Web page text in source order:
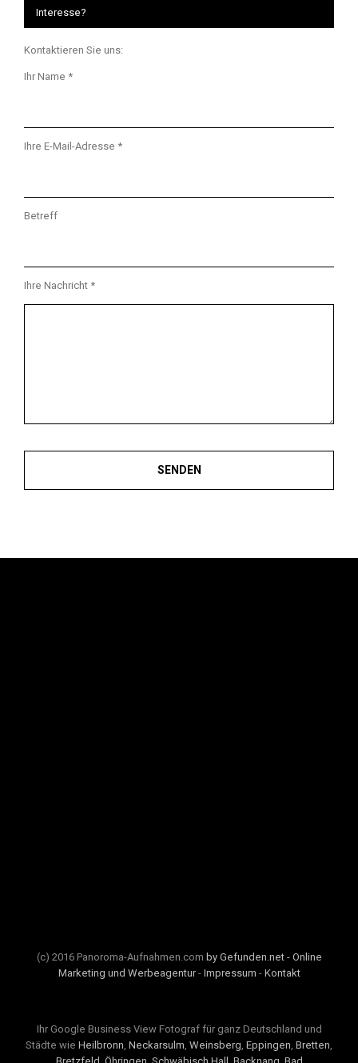
Interesse?
Kontaktieren Sie uns:
Ihr Name *
Ihre E-Mail-Adresse *
Betreff
Ihre Nachricht *
(c) 2016 Panoroma-Aufnahmen.com by Gefunden.net - Online
Marketing und Werbeagentur- Impressum - Kontakt
Ihr Google Business View Fotograf für ganz Deutschland und
Städte wie Heilbronn Neckarsulm Weinsberg Eppingen Bretten